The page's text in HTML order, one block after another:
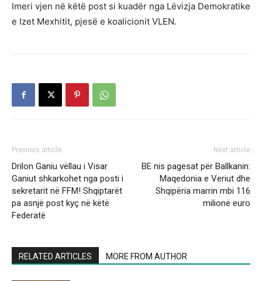
Imeri vjen në këtë post si kuadër nga Lëvizja Demokratike
e Izet Mexhitit, pjesë e koalicionit VLEN.
Previous article
Drilon Ganiu vëllau i Visar
Ganiut shkarkohet nga posti i
sekretarit në FFM! Shqiptarët
pa asnjë post kyç në këtë
Federatë
Next article
BE nis pagesat për Ballkanin:
Maqedonia e Veriut dhe
Shqipëria marrin mbi 116
milionë euro
RELATED ARTICLES MORE FROM AUTHOR